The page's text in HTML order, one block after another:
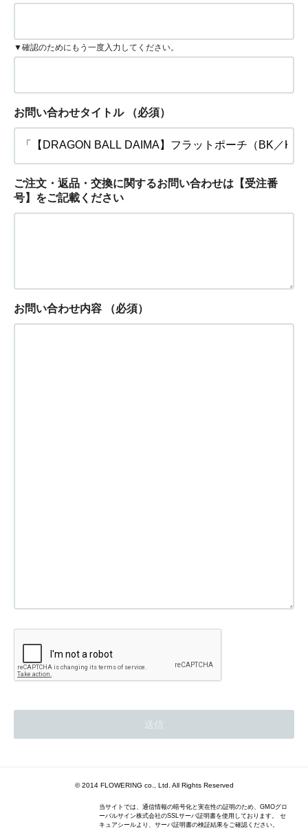
▼確認のためにもう一度入力してください。
お問い合わせタイトル （必須）
ご注文・返品・交換に関するお問い合わせは【受注番
号】をご記載ください
お問い合わせ内容 （必須）
© 2014 FLOWERING co., Ltd. All Rights Reserved
当サイトでは、通信情報の暗号化と実在性の証明のため、GMOグロ
ーバルサイン株式会社のSSLサーバ証明書を使用しております。 セ
キュアシールより、サーバ証明書の検証結果をご確認ください。